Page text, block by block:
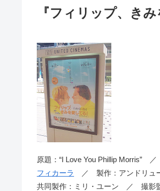
『フィリップ、き
原題：“I Love You Phillip Morris”
フィカーラ
／ 製作：アンドリュ
共同製作：ミリ・ユーン ／ 撮影